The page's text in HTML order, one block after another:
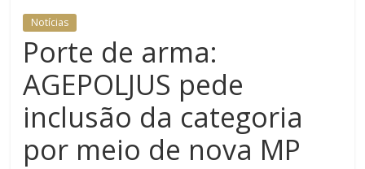
Notícias
Porte de arma:
AGEPOLJUS pede
inclusão da categoria
por meio de nova MP